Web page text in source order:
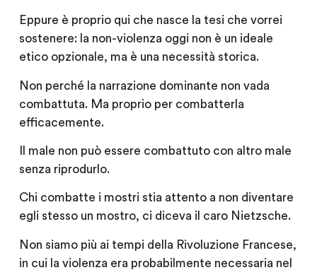
Eppure è proprio qui che nasce la tesi che vorrei
sostenere: la non-violenza oggi non è un ideale
etico opzionale, ma è una necessità storica.
Non perché la narrazione dominante non vada
combattuta. Ma proprio per combatterla
efficacemente.
Il male non può essere combattuto con altro male
senza riprodurlo.
Chi combatte i mostri stia attento a non diventare
egli stesso un mostro, ci diceva il caro Nietzsche.
Non siamo più ai tempi della Rivoluzione Francese,
in cui la violenza era probabilmente necessaria nel